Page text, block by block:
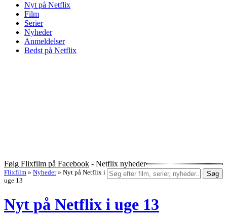
Nyt på Netflix
Film
Serier
Nyheder
Anmeldelser
Bedst på Netflix
Følg Flixfilm på Facebook - Netflix nyheder
Søg
Flixfilm » Nyheder » Nyt på Netflix i
uge 13
Nyt på Netflix i uge 13